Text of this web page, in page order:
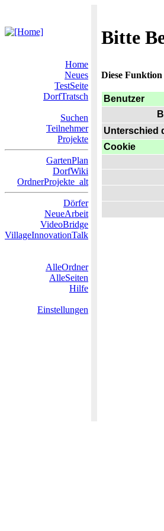
Bitte
Home
Neues
TestSeite
DorfTratsch
Suchen
Teilnehmer
Projekte
GartenPlan
DorfWiki
OrdnerProjekte_alt
Dörfer
NeueArbeit
VideoBridge
VillageInnovationTalk
AlleOrdner
AlleSeiten
Hilfe
Einstellungen
Diese
Benutzer
Unterschied
Cookie